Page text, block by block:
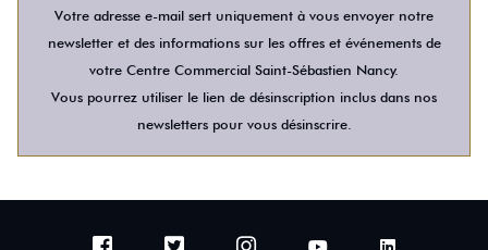
Votre adresse e-mail sert uniquement à vous envoyer notre
newsletter et des informations sur les offres et événements de
votre Centre Commercial Saint-Sébastien Nancy.
Vous pourrez utiliser le lien de désinscription inclus dans nos
newsletters pour vous désinscrire.